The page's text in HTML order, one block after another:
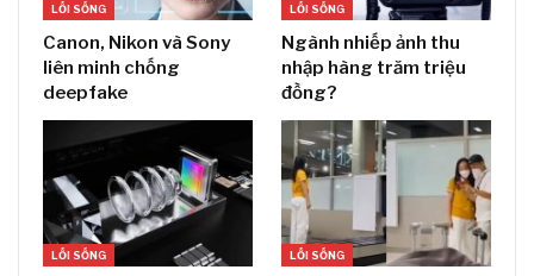
LỐI SỐNG
Canon, Nikon và Sony
liên minh chống
deepfake
LỐI SỐNG
Ngành nhiếp ảnh thu
nhập hàng trăm triệu
đồng?
LỐI SỐNG LỐI SỐNG